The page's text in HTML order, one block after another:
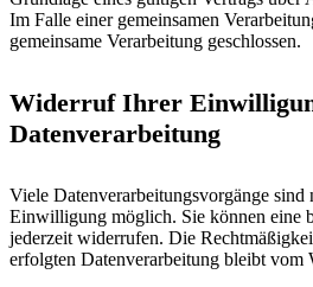
Im Falle einer gemeinsamen
gemeinsame Verarbeitung geschlossen.
Widerruf Ihrer
Datenverarbeitung
Viele Datenverarbeitungsvorgänge
Einwilligung möglich. Sie können eine
jederzeit widerrufen. Die
erfolgten Datenverarbeitung bleibt vom